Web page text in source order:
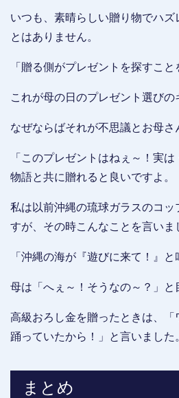
いつも、素晴らしい贈り物でハズ
とはありません。
「贈る側がプレゼントを探すこと
これが母の日のプレゼント選びの
なぜならばそれが不思議とお母さ
「このプレゼントはねぇ～！実
物語と共に贈れると良いですよ。
私は以前沖縄の琉球ガラスのコッ
すが、その時こんなことを言いま
「沖縄の海が『遊びに来て！』と
母は「へぇ～！そうなの～？」と
高級おろし金を贈ったときは、
踊っていたから！」と言いました
まとめ